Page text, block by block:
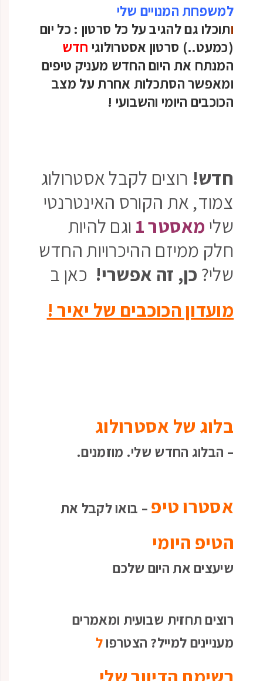
למשפחת המנויים שלי
ותוכלו גם להגיב על כל סרטון : כל יום
(כמעט..) סרטון אסטרולוגי חדש
המנתח את היום החדש מעניק טיפים
ומאפשר הסתכלות אחרת על מצב
הכוכבים היומי והשבועי !
חדש! רוצים לקבל אסטרולוג
צמוד, את הקורס האינטרנטי
שלי מאסטר 1
וגם להיות
חלק ממיזם ההיכרויות החדש
שלי? כן, זה אפשרי! כאן ב
מועדון הכוכבים של יאיר !
בלוג של אסטרולוג
– הבלוג החדש שלי. מוזמנים.
אסטרו טיפ – בואו לקבל את
הטיפ היומי
שיעצים את היום שלכם
רוצים תחזית שבועית ומאמרים
מעניינים למייל? הצטרפול